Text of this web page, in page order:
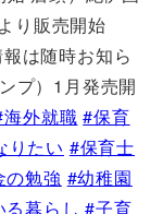
り販売開始
随時お知ら
プ）1月発売開
外就職 #保育
りたい #保育士
の勉強 #幼稚園
暮らし #子育